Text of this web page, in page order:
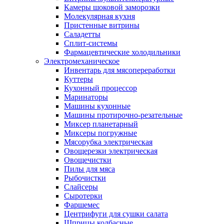
Камеры шоковой заморозки
Молекулярная кухня
Пристенные витрины
Саладетты
Сплит-системы
Фармацевтические холодильники
Электромеханическое
Инвентарь для мясопереработки
Куттеры
Кухонный процессор
Маринаторы
Машины кухонные
Машины протирочно-резательные
Миксер планетарный
Миксеры погружные
Мясорубка электрическая
Овощерезки электрическая
Овощечистки
Пилы для мяса
Рыбочистки
Слайсеры
Сыротерки
Фаршемес
Центрифуги для сушки салата